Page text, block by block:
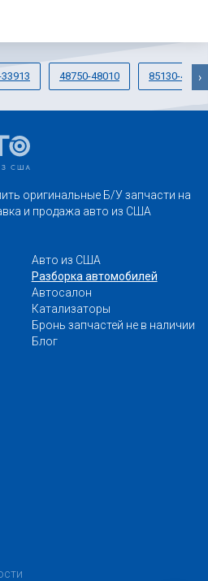
48750-48010 85130-48030
›
оригинальные Б/У запчасти на
и продажа авто из США
Авто из США
Разборка автомобилей
Автосалон
Катализаторы
Бронь запчастей не в наличии
Блог